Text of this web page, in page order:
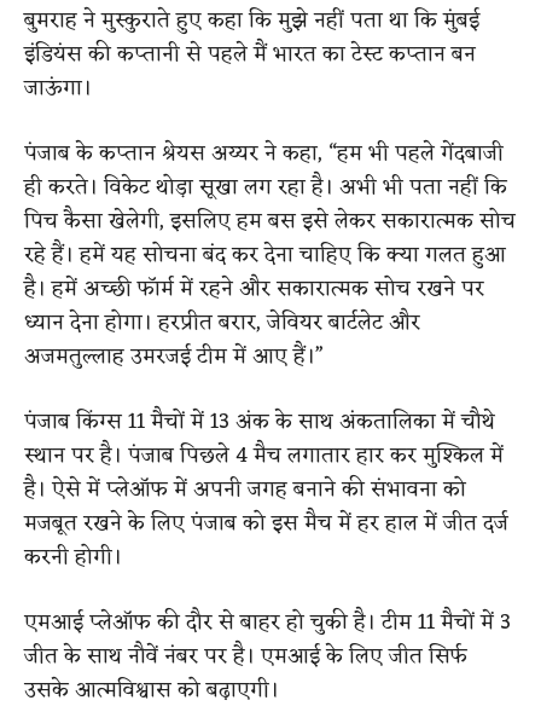
बुमराह ने मुस्कुराते हुए कहा कि मुझे नहीं पता था कि मुंबई
इंडियंस की कप्तानी से पहले मैं भारत का टेस्ट कप्तान बन
जाऊंगा।
पंजाब के कप्तान श्रेयस अय्यर ने कहा, “हम भी पहले गेंदबाजी
ही करते। विकेट थोड़ा सूखा लग रहा है। अभी भी पता नहीं कि
पिच कैसा खेलेगी, इसलिए हम बस इसे लेकर सकारात्मक सोच
रहे हैं। हमें यह सोचना बंद कर देना चाहिए कि क्या गलत हुआ
है। हमें अच्छी फॉर्म में रहने और सकारात्मक सोच रखने पर
ध्यान देना होगा। हरप्रीत बरार, जेवियर बार्टलेट और
अजमतुल्लाह उमरजई टीम में आए हैं।”
पंजाब किंग्स 11 मैचों में 13 अंक के साथ अंकतालिका में चौथे
स्थान पर है। पंजाब पिछले 4 मैच लगातार हार कर मुश्किल में
है। ऐसे में प्लेऑफ में अपनी जगह बनाने की संभावना को
मजबूत रखने के लिए पंजाब को इस मैच में हर हाल में जीत दर्ज
करनी होगी।
एमआई प्लेऑफ की दौर से बाहर हो चुकी है। टीम 11 मैचों में 3
जीत के साथ नौवें नंबर पर है। एमआई के लिए जीत सिर्फ
उसके आत्मविश्वास को बढ़ाएगी।